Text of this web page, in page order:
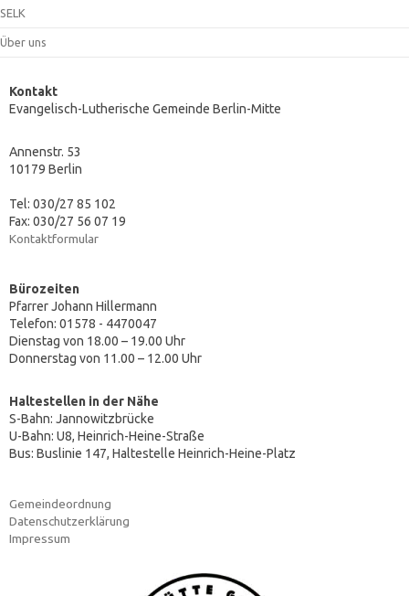
SELK
Über uns
Kontakt
Evangelisch-Lutherische Gemeinde Berlin-Mitte
Annenstr. 53
10179 Berlin
Tel: 030/27 85 102
Fax: 030/27 56 07 19
Kontaktformular
Bürozeiten
Pfarrer Johann Hillermann
Telefon: 01578 - 4470047
Dienstag von 18.00 – 19.00 Uhr
Donnerstag von 11.00 – 12.00 Uhr
Haltestellen in der Nähe
S-Bahn: Jannowitzbrücke
U-Bahn: U8, Heinrich-Heine-Straße
Bus: Buslinie 147, Haltestelle Heinrich-Heine-Platz
Gemeindeordnung
Datenschutzerklärung
Impressum